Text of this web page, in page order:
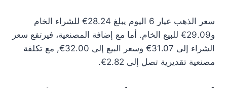
سعر الذهب عيار 6 اليوم يبلغ 28.24€ للشراء الخام
و29.09€ للبيع الخام. أما مع إضافة المصنعية، فيرتفع سعر
الشراء إلى 31.07€ وسعر البيع إلى 32.00€, مع تكلفة
مصنعية تقديرية تصل إلى 2.82€.